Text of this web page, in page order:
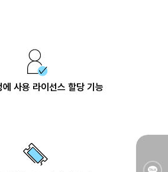
에 사용 라이선스 할당 기능